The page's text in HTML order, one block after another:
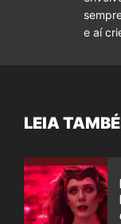
e aí
LEIA